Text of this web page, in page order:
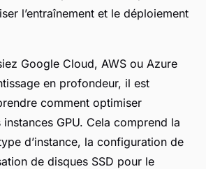
l’entraînement et le déploiement
Google Cloud, AWS ou Azure
en profondeur, il est
comment optimiser
instances GPU. Cela comprend la
d’instance, la configuration de
de disques SSD pour le